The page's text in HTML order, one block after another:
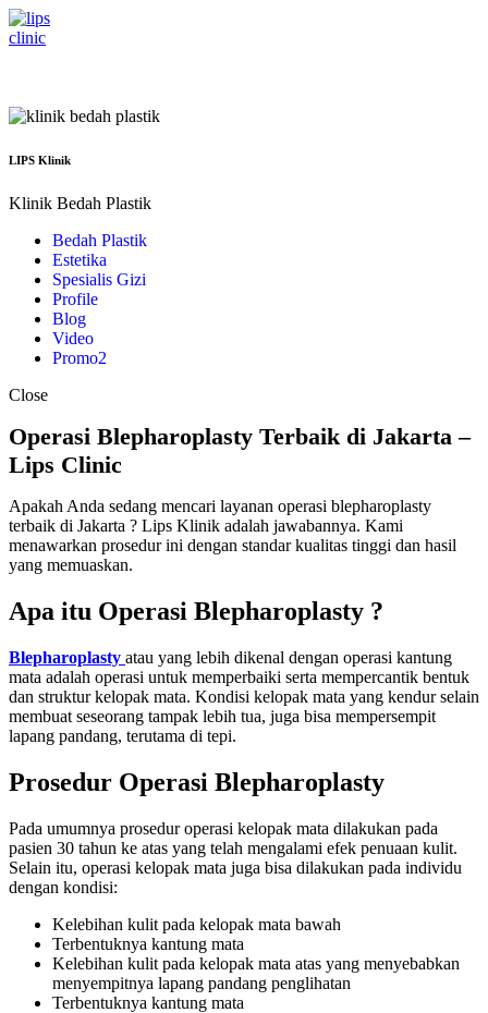
LIPS Klinik
Klinik Bedah Plastik
Bedah Plastik
Estetika
Spesialis Gizi
Profile
Blog
Video
Promo2
Close
Operasi Blepharoplasty Terbaik di Jakarta –
Lips Clinic
Apakah Anda sedang mencari layanan operasi blepharoplasty
terbaik di Jakarta ? Lips Klinik adalah jawabannya. Kami
menawarkan prosedur ini dengan standar kualitas tinggi dan hasil
yang memuaskan.
Apa itu Operasi Blepharoplasty ?
Blepharoplasty atau yang lebih dikenal dengan operasi kantung
mata adalah operasi untuk memperbaiki serta mempercantik bentuk
dan struktur kelopak mata. Kondisi kelopak mata yang kendur selain
membuat seseorang tampak lebih tua, juga bisa mempersempit
lapang pandang, terutama di tepi.
Prosedur Operasi Blepharoplasty
Pada umumnya prosedur operasi kelopak mata dilakukan pada
pasien 30 tahun ke atas yang telah mengalami efek penuaan kulit.
Selain itu, operasi kelopak mata juga bisa dilakukan pada individu
dengan kondisi:
Kelebihan kulit pada kelopak mata bawah
Terbentuknya kantung mata
Kelebihan kulit pada kelopak mata atas yang menyebabkan
menyempitnya lapang pandang penglihatan
Terbentuknya kantung mata